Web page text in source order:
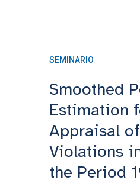
SEMINARIO
Smoothed
Estimation
Appraisal
Violations
the Period